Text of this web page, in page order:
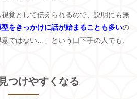
覚として伝えられるので、説明にも無
型をきっかけに話が始まることも多いの
ではない…」という口下手の人でも、
つけやすくなる